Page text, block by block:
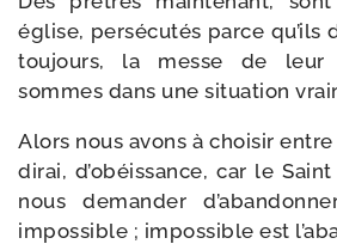
église, per­sé­cu­tés parce qu’ils
tou­jours, la messe de leur
sommes dans une situa­tion
Alors nous avons à choi­sir
dirai, d’obéissance, car le
nous deman­der
impos­sible ; impos­sible est